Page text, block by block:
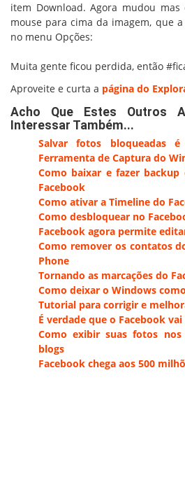
item Download. Agora mudou
mouse para cima da imagem, que
no menu Opções:
Muita gente ficou perdida, então
Aproveite e curta a página do
Acho Que Estes Outros
Interessar Também...
Salvar fotos bloqueadas
Ferramenta de Captura do
Como baixar e fazer
Facebook
Como ativar a Timeline do
Como desbloquear no
Facebook agora permite
Como remover os contatos
Phone
Tornando as marcações do
Como deixar o Windows
Tutorial para corrigir e
É verdade que o Facebook vai
Como exibir suas fotos
blogs
Facebook chega aos 500